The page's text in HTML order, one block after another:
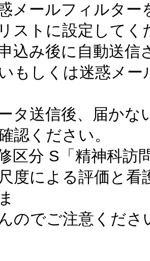
メールフィルタ
ストに設定してく
込み後に自動送信
もしくは迷惑メ
タ送信後、届かな
認ください。
区分 S「精神科
度による評価と看
のでご注意くださ